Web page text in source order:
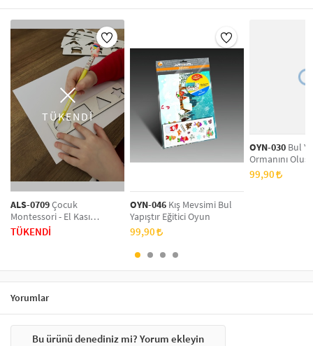
TÜKENDİ
ALS-0709Çocuk
Montessori - El Kası
Geliştirme Ve Çizgi, Sayı Ve
TÜKENDİ
OYN-046 Kış Mevsimi Bul
Yapıştır Eğitici Oyun
99,90
OYN-030 Bul
Ormanını
Oyun
99,90
Yorumlar
Bu ürünü denediniz mi? Yorum ekleyin